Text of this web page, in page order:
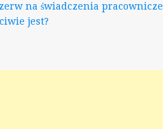
na świadczenia pracownicze
jest?